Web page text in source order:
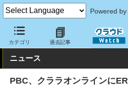
Powered by
カテゴリ 過去記事
クラウド Watch トピック 導入事例
ニュース
PBC、クララオンラインに